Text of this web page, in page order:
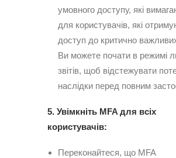
умовного доступу, які
для користувачів, які
доступ до критично
Ви можете почати в режимі
звітів, щоб відстежувати
наслідки перед повним
5. Увімкніть MFA для всіх
користувачів:
Переконайтеся, що MFA